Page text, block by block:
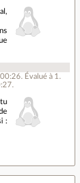
. Évalué à 1 .
: